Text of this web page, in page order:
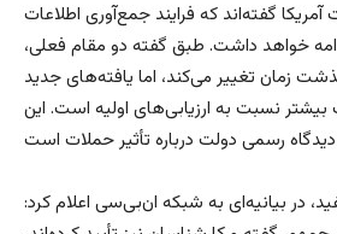
گفته‌اند که فرایند جمع‌آوری اطلاعات
خواهد داشت. طبق گفته دو مقام فعلی،
زمان تغییر می‌کند، اما یافته‌های جدید
نسبت به ارزیابی‌های اولیه است. این
در بیانیه‌ای به شبکه ان‌بی‌سی اعلام کرد: